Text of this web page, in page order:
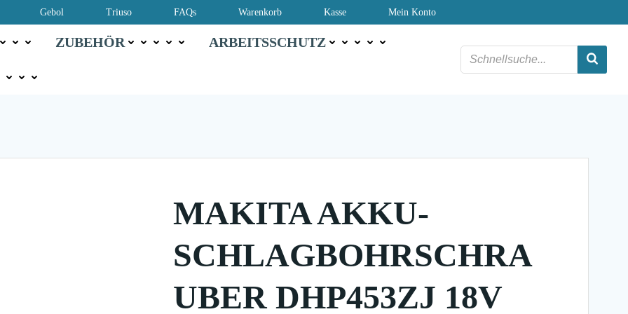
Gebol Triuso FAQs Warenkorb Kasse Mein Konto
ZUBEHÖR ARBEITSSCHUTZ
MAKITA AKKU-
SCHLAGBOHRSCHRA
UBER DHP453ZJ 18V